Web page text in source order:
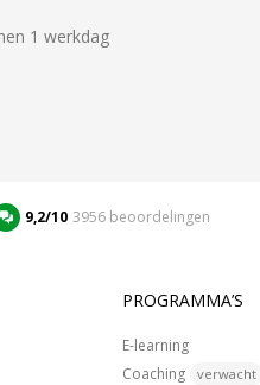
1 werkdag
9,2/10 3956 beoordelingen
PROGRAMMA’S
E-learning
Coaching
verwacht